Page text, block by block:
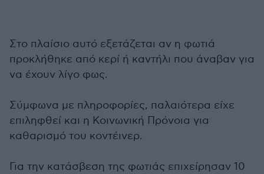
Στο πλαίσιο αυτό εξετάζεται αν η φωτιά
προκλήθηκε από κερί ή καντήλι που άναβαν για
να έχουν λίγο φως.
Σύμφωνα με πληροφορίες, παλαιότερα είχε
επιληφθεί και η Κοινωνική Πρόνοια για
καθαρισμό του κοντέινερ.
Για την κατάσβεση της φωτιάς επιχείρησαν 10